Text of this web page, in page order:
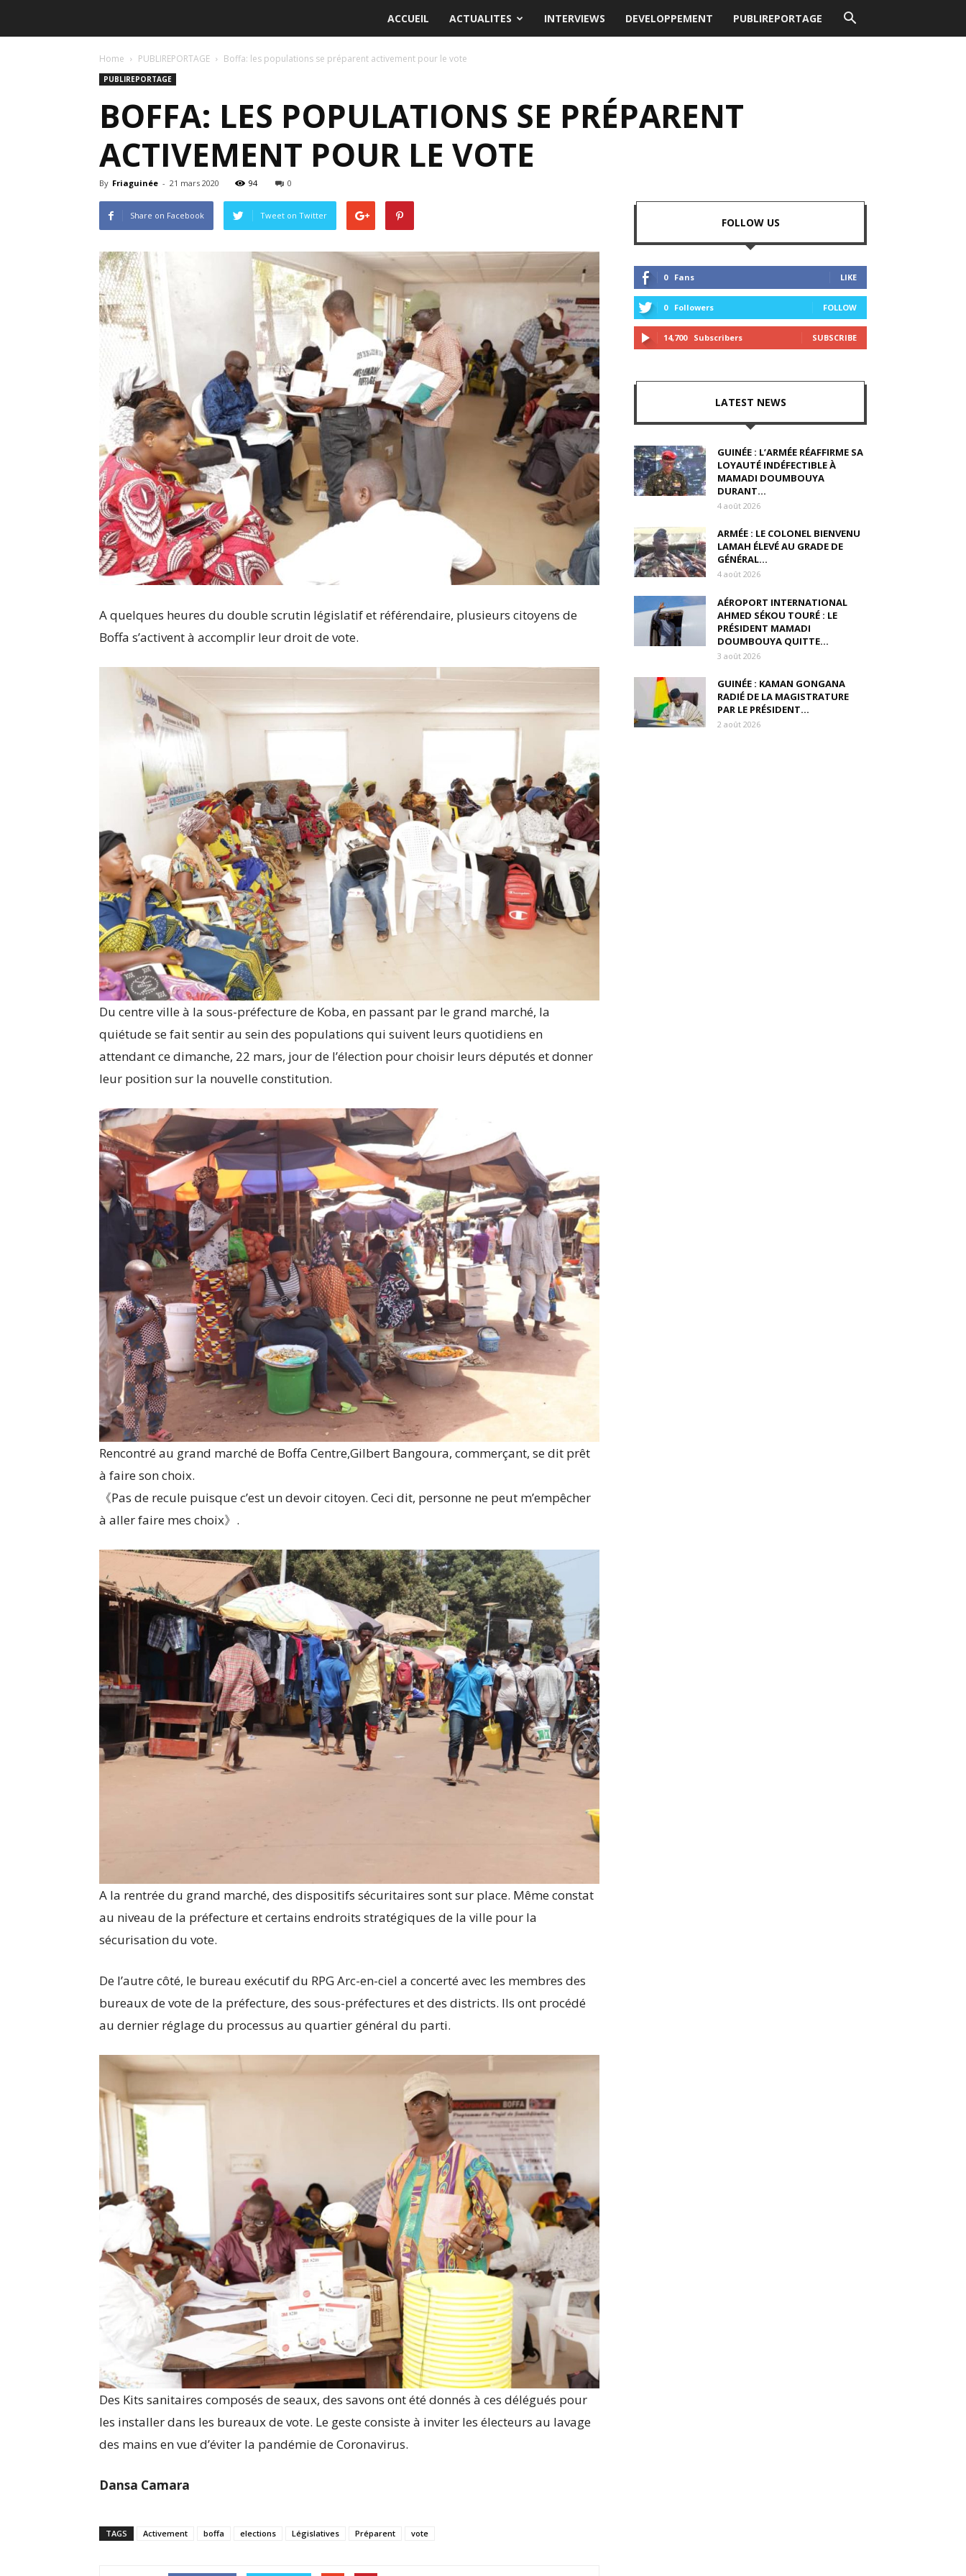
ACCUEIL ACTUALITES INTERVIEWS DEVELOPPEMENT PUBLIREPORTAGE
Home PUBLIREPORTAGE Boffa: les populations se préparent activement pour le vote
PUBLIREPORTAGE
BOFFA: LES POPULATIONS SE PRÉPARENT
ACTIVEMENT POUR LE VOTE
By Friaguinée - 21 mars 2020 94 0
Share on Facebook Tweet on Twitter
A quelques heures du double scrutin législatif et référendaire, plusieurs citoyens de
Boffa s’activent à accomplir leur droit de vote.
Du centre ville à la sous-préfecture de Koba, en passant par le grand marché, la
quiétude se fait sentir au sein des populations qui suivent leurs quotidiens en
attendant ce dimanche, 22 mars, jour de l’élection pour choisir leurs députés et donner
leur position sur la nouvelle constitution.
Rencontré au grand marché de Boffa Centre,Gilbert Bangoura, commerçant, se dit prêt
à faire son choix.
《Pas de recule puisque c’est un devoir citoyen. Ceci dit, personne ne peut m’empêcher
à aller faire mes choix》.
A la rentrée du grand marché, des dispositifs sécuritaires sont sur place. Même constat
au niveau de la préfecture et certains endroits stratégiques de la ville pour la
sécurisation du vote.
De l’autre côté, le bureau exécutif du RPG Arc-en-ciel a concerté avec les membres des
bureaux de vote de la préfecture, des sous-préfectures et des districts. Ils ont procédé
au dernier réglage du processus au quartier général du parti.
Des Kits sanitaires composés de seaux, des savons ont été donnés à ces délégués pour
les installer dans les bureaux de vote. Le geste consiste à inviter les électeurs au lavage
des mains en vue d’éviter la pandémie de Coronavirus.
Dansa Camara
TAGS Activement boffa elections Législatives Préparent vote
FOLLOW US
0 Fans LIKE
0 Followers FOLLOW
14,700 Subscribers SUBSCRIBE
LATEST NEWS
GUINÉE : L’ARMÉE RÉAFFIRME SA
LOYAUTÉ INDÉFECTIBLE À
MAMADI DOUMBOUYA
DURANT...
4 août 2026
ARMÉE : LE COLONEL BIENVENU
LAMAH ÉLEVÉ AU GRADE DE
GÉNÉRAL...
4 août 2026
AÉROPORT INTERNATIONAL
AHMED SÉKOU TOURÉ : LE
PRÉSIDENT MAMADI
DOUMBOUYA QUITTE...
3 août 2026
GUINÉE : KAMAN GONGANA
RADIÉ DE LA MAGISTRATURE
PAR LE PRÉSIDENT...
2 août 2026